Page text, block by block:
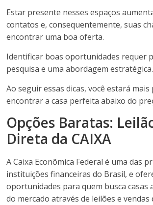
Estar presente nesses espaços
contatos e, consequentemente, suas
encontrar uma boa oferta.
Identificar boas oportunidades requer
pesquisa e uma abordagem estratégica.
Ao seguir essas dicas, você estará
encontrar a casa perfeita abaixo do
Opções Baratas:
Direta da CAIXA
A Caixa Econômica Federal é uma das
instituições financeiras do Brasil, e
oportunidades para quem busca casas
do mercado através de leilões e vendas